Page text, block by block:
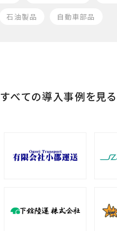
石油製品 自動車部品
すべての導入事例を見る